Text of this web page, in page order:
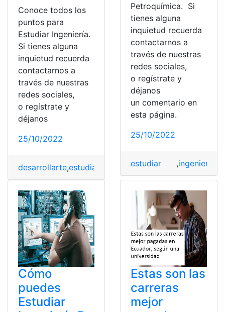
Conoce todos los
puntos para
Estudiar Ingeniería.
Si tienes alguna
inquietud recuerda
contactarnos a
través de nuestras
redes sociales,
o regístrate y
déjanos
25/10/2022
desarrollarte,estudiar ingenieria,Ingeniero,Laboral
Petroquímica. Si
tienes alguna
inquietud recuerda
contactarnos a
través de nuestras
redes sociales,
o regístrate y
déjanos
un comentario en
esta página.
25/10/2022
estudiar ,ingenieria
Cómo
puedes
Estudiar
Estas son las
carreras
mejor